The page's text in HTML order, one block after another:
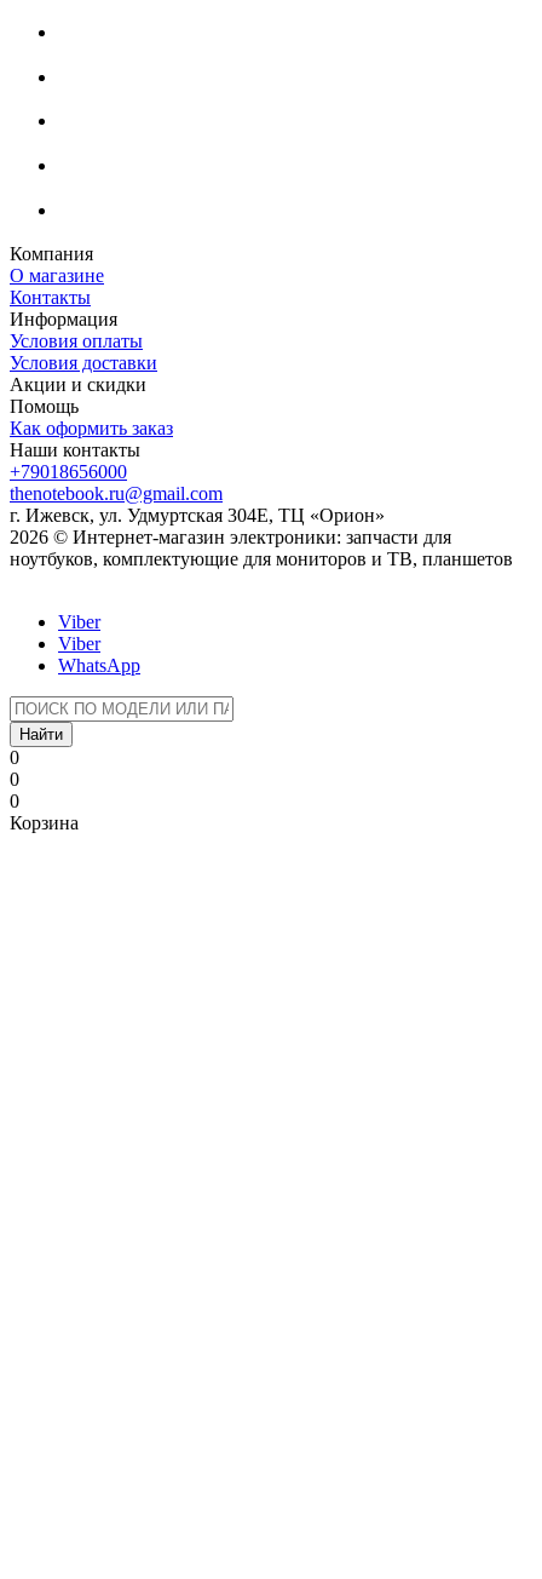
Компания
О магазине
Контакты
Информация
Условия оплаты
Условия доставки
Акции и скидки
Помощь
Как оформить заказ
Наши контакты
+79018656000
thenotebook.ru@gmail.com
г. Ижевск, ул. Удмуртская 304Е, ТЦ «Орион»
2026 © Интернет-магазин электроники: запчасти для
ноутбуков, комплектующие для мониторов и ТВ, планшетов
Viber
Viber
WhatsApp
Найти
0
0
0
Корзина